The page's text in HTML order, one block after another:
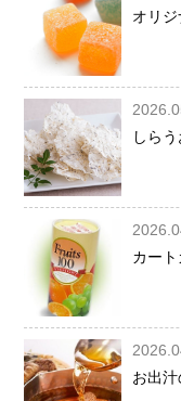
オリ
しら
カー
お出